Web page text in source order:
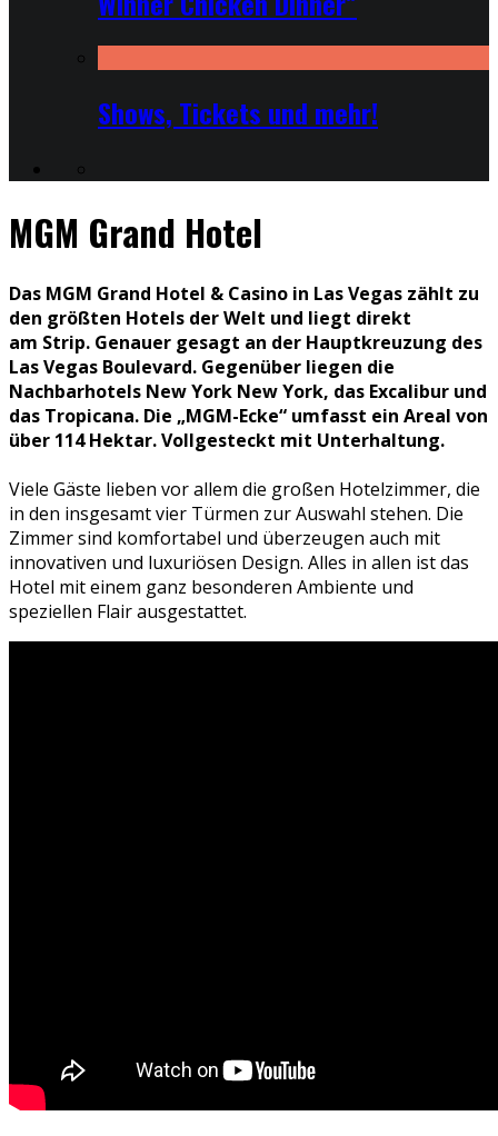
Shows, Tickets und mehr!
MGM Grand Hotel
Das MGM Grand Hotel & Casino in Las Vegas zählt zu
den größten Hotels der Welt und liegt direkt
am Strip. Genauer gesagt an der Hauptkreuzung des
Las Vegas Boulevard. Gegenüber liegen die
Nachbarhotels New York New York, das Excalibur und
das Tropicana. Die „MGM-Ecke“ umfasst ein Areal von
über 114 Hektar. Vollgesteckt mit Unterhaltung.
Viele Gäste lieben vor allem die großen Hotelzimmer, die
in den insgesamt vier Türmen zur Auswahl stehen. Die
Zimmer sind komfortabel und überzeugen auch mit
innovativen und luxuriösen Design. Alles in allen ist das
Hotel mit einem ganz besonderen Ambiente und
speziellen Flair ausgestattet.